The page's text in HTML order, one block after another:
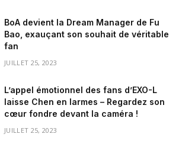
BoA devient la Dream Manager de Fu
Bao, exauçant son souhait de véritable
fan
JUILLET 25, 2023
L’appel émotionnel des fans d’EXO-L
laisse Chen en larmes – Regardez son
cœur fondre devant la caméra !
JUILLET 25, 2023